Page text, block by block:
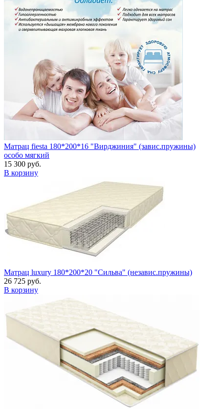
Матрац fiesta 180*200*16 "Вирджиния" (завис.пружины)
особо мягкий
15 300 руб.
В корзину
Матрац luxury 180*200*20 "Сильва" (независ.пружины)
26 725 руб.
В корзину